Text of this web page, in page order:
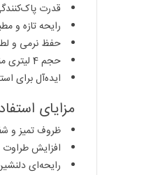
قدرت
رایحه تازه و
حفظ نرمی و
حجم 4 لیتری مناسب برای مصارف طولانی
ایده‌آل برای
مزایای
ظروف تمیز و
افزایش
رایحه‌ای